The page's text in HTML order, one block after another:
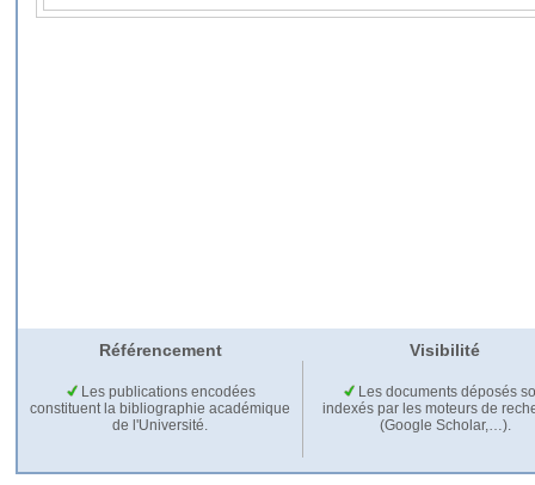
Référencement Visibilité
Les publications encodées
constituent la bibliographie académique
de l'Université.
Les documents déposés
indexés par les moteurs de
(Google Scholar,…).